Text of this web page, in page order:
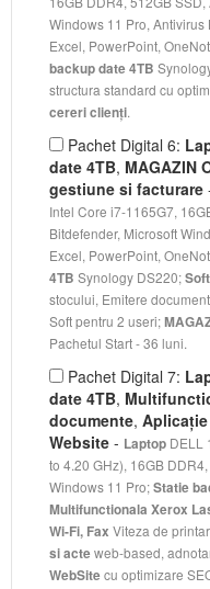
Windows 11 Pro, Antivirus
Excel, PowerPoint,
backup date 4TB
structura standard cu
cereri clienți.
Pachet Digital 6:
date 4TB, MAGAZIN
gestiune si facturare
Intel Core i7-1165G7,
Bitdefender, Microsoft
Excel, PowerPoint,
4TB Synology DS220;
stocului, Emitere
Soft pentru 2 useri;
Pachetul Start - 36 luni.
Pachet Digital 7:
date 4TB,
documente,
Website - Laptop DELL
to 4.20 GHz), 16GB
Windows 11 Pro;Statie
Multifunctionala Xerox
Wi-Fi, Fax Viteza de
si acteweb-based,
WebSitecu optimizare